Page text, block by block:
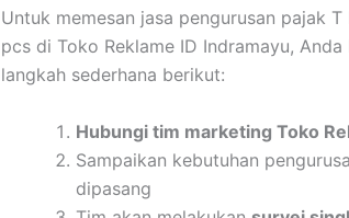
Untuk memesan jasa pengurusan pajak
pcs di Toko Reklame ID Indramayu,
langkah sederhana berikut:
Hubungi tim marketing Toko
Sampaikan kebutuhan
dipasang